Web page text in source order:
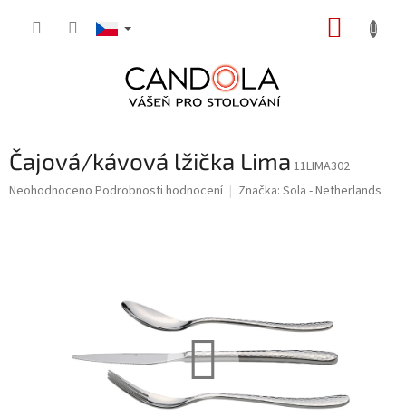
Čajová/kávová lžička Lima 11LIMA302
Průměrné
Neohodnoceno Podrobnosti hodnocení Značka: Sola - Netherlands